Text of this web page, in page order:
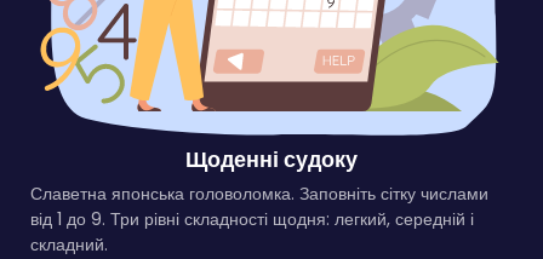
Щоденні судоку
Славетна японська головоломка. Заповніть сітку числами
від 1 до 9. Три рівні складності щодня: легкий, середній і
складний.